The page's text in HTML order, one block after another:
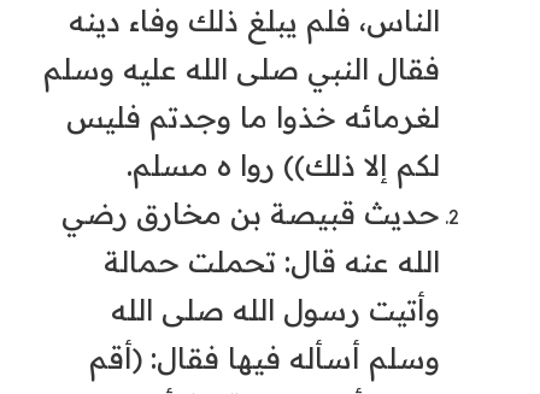
الناس، فلم يبلغ ذلك وفاء دينه
فقال النبي صلى الله عليه وسلم
لغرمائه خذوا ما وجدتم فليس
لكم إلا ذلك)) روا ه مسلم.
حديث قبيصة بن مخارق رضي
الله عنه قال: تحملت حمالة
وأتيت رسول الله صلى الله
وسلم أسأله فيها فقال: (أقم